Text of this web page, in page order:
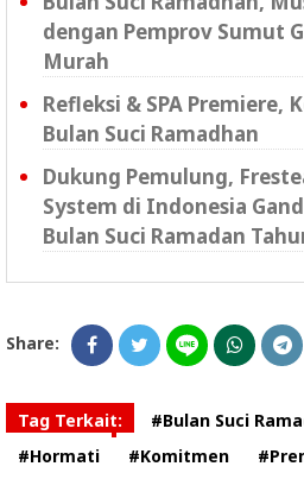
dengan Pemprov Sumut
Murah
Refleksi & SPA
Bulan Suci Ramadhan
Dukung Pemulung,
System di Indonesia
Bulan Suci Ramadan
Share:
Tag Terkait: #Bulan Suci
#Hormati
#Komitmen